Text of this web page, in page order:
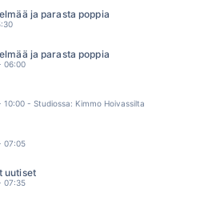
ja parasta poppia
ja parasta poppia
06:00
10:00 - Studiossa: Kimmo Hoivassilta
07:05
uutiset
07:35